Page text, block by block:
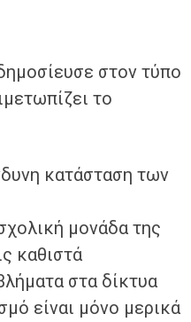
στον τύπο
το
κατάσταση των
μονάδα της
καθιστά
στα δίκτυα
είναι μόνο μερικά